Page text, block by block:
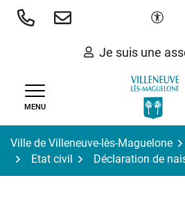
Aller
Je suis une
MENU
Ville de Villeneuve-lès-Maguelone
Etat civil
Déclaration de